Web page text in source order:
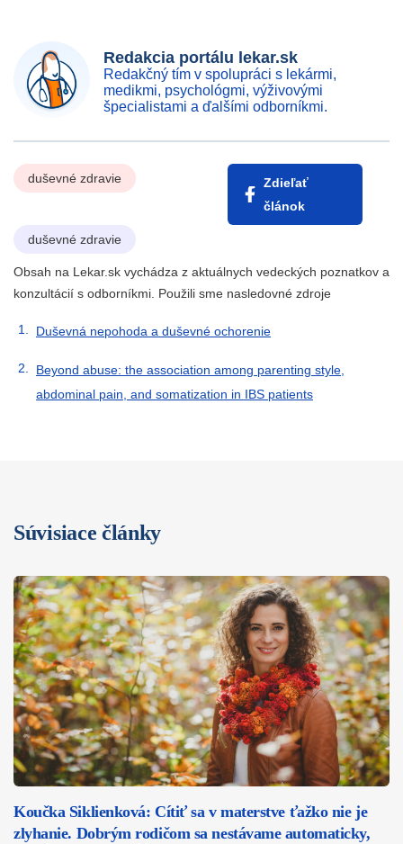
Redakcia portálu lekar.sk
Redakčný tím v spolupráci s lekármi,
medikmi, psychológmi, výživovými
špecialistami a ďalšími odborníkmi.
duševné zdravie
Zdieľať
článok
duševné zdravie
Obsah na Lekar.sk vychádza z aktuálnych vedeckých poznatkov a
konzultácií s odborníkmi. Použili sme nasledovné zdroje
Duševná nepohoda a duševné ochorenie
Beyond abuse: the association among parenting style,
abdominal pain, and somatization in IBS patients
Súvisiace články
Koučka Siklienková: Cítiť sa v materstve ťažko nie je
zlyhanie. Dobrým rodičom sa nestávame automaticky,